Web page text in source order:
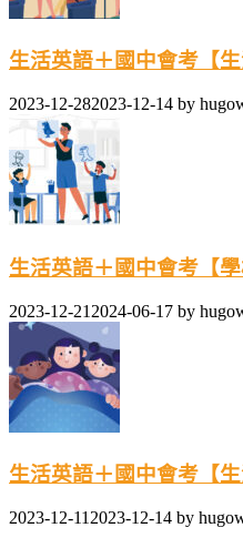
生活英語＋國中會考【
2023-12-282023-12-14 by
生活英語＋國中會考【
2023-12-21 2024-06-17 by
生活英語＋國中會考【
2023-12-11 2023-12-14 by